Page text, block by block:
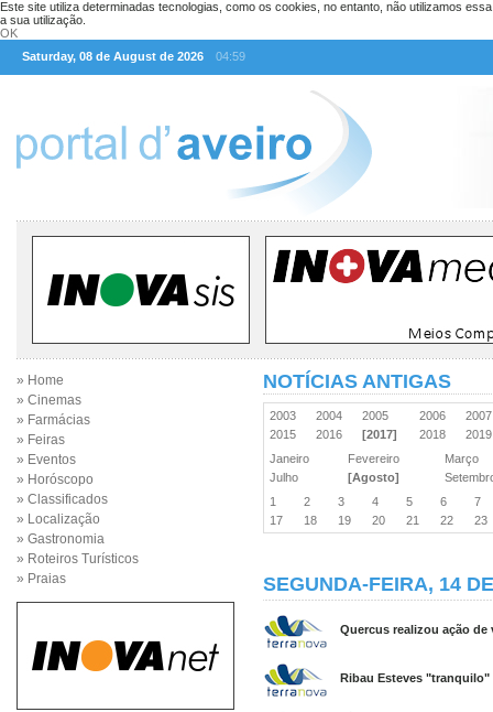
Este site utiliza determinadas tecnologias, como os cookies, no entanto, não utilizamos
a sua utilização.
OK
Saturday, 08 de August de 2026
04:59
» Home
» Cinemas
» Farmácias
» Feiras
» Eventos
» Horóscopo
» Classificados
» Localização
» Gastronomia
» Roteiros Turísticos
» Praias
NOTÍCIAS ANTIGAS
2003 2004 2005 2006
2015
2016 [2017] 2018
Janeiro
Fevereiro
Março
Julho
[Agosto]
1
2 3 4 5 6
7
17
18 19 20 21 22 23
SEGUNDA-FEIRA, 14
Quercus realizou ação
Ribau Esteves